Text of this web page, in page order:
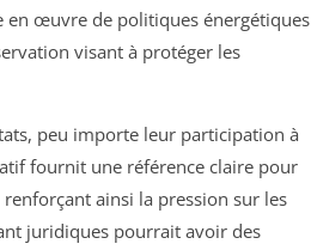
en œuvre de politiques énergétiques
visant à protéger les
peu importe leur participation à
fournit une référence claire pour
ainsi la pression sur les
juridiques pourrait avoir des